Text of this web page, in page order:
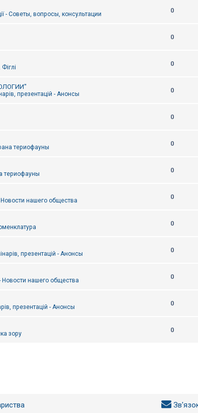
- Советы, вопросы, консультации 0
0
0
презентацій - Анонсы 0
0
териофауны 0
териофауны 0
нашего общества 0
0
презентацій - Анонсы 0
Новости нашего общества 0
презентацій - Анонсы 0
зору 0